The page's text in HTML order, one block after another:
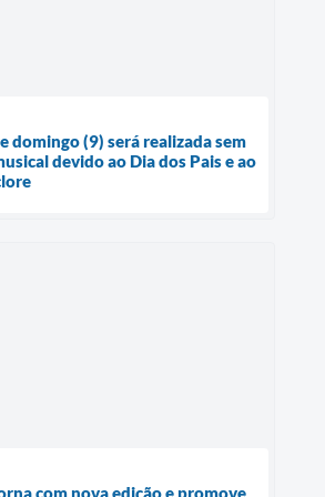
domingo (9) será realizada sem
devido ao Dia dos Pais e ao
com nova edição e promove